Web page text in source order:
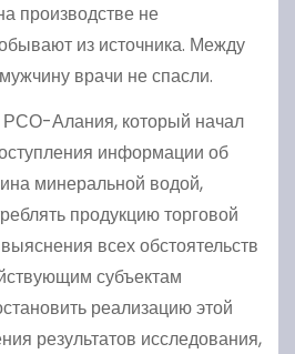
производстве не
из источника. Между
врачи не спасли.
РСО-Алания, который начал
информации об
минеральной водой,
продукцию торговой
всех обстоятельств
субъектам
реализацию этой
результатов исследования,